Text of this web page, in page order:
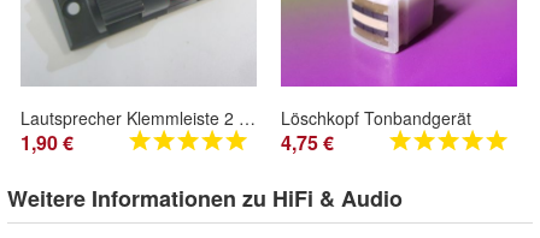
Lautsprecher Klemmleiste 2 polig bis 4mm²
1,90 €
Löschkopf Tonbandgerät
4,75 €
Weitere Informationen zu HiFi & Audio